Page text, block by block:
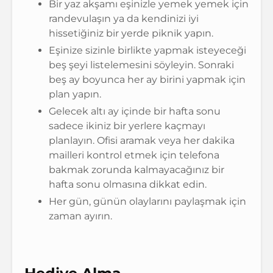
Bir yaz akşamı eşinizle yemek yemek için
randevulaşın ya da kendinizi iyi
hissetiğiniz bir yerde piknik yapın.
Eşinize sizinle birlikte yapmak isteyeceği
beş şeyi listelemesini söyleyin. Sonraki
beş ay boyunca her ay birini yapmak için
plan yapın.
Gelecek altı ay içinde bir hafta sonu
sadece ikiniz bir yerlere kaçmayı
planlayın. Ofisi aramak veya her dakika
mailleri kontrol etmek için telefona
bakmak zorunda kalmayacağınız bir
hafta sonu olmasına dikkat edin.
Her gün, günün olaylarını paylaşmak için
zaman ayırın.